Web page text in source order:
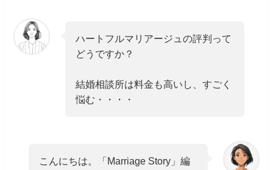
ハートフルマリアージュの評判って
どうですか？
結婚相談所は料金も高いし、すごく
悩む・・・・
こんにちは。「Marriage Story」編